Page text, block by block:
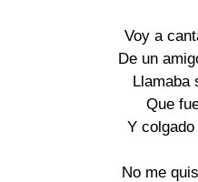
Voy a
De un
Llamaba
Que
Y
No me